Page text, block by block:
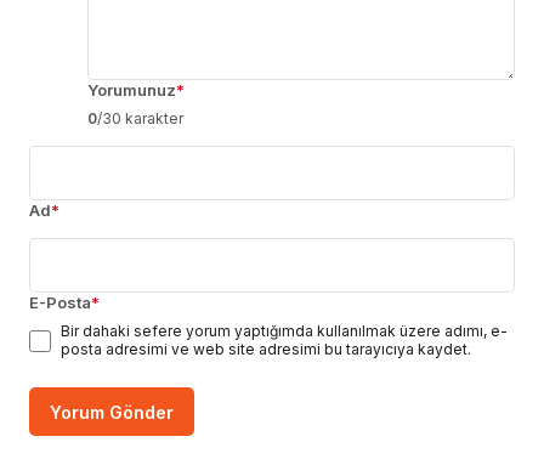
Yorumunuz*
0/30 karakter
Ad*
E-Posta*
Bir dahaki sefere yorum yaptığımda kullanılmak üzere adımı, e-
posta adresimi ve web site adresimi bu tarayıcıya kaydet.
Yorum Gönder